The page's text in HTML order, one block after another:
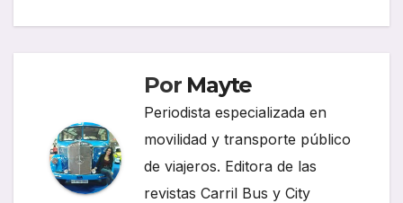
Por Mayte
Periodista especializada en
movilidad y transporte público
de viajeros. Editora de las
revistas Carril Bus y City